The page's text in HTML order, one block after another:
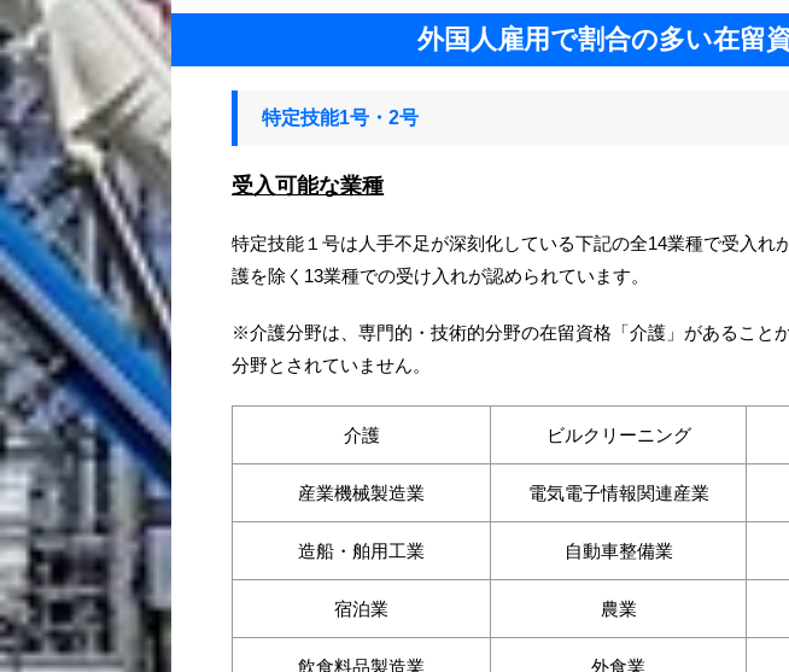
外国人雇用で割合の多い在留
特定技能1号・2号
受入可能な業種
特定技能１号は人手不足が深刻化している下記の全14業種で受入れ
護を除く13業種での受け入れが認められています。
※介護分野は、専門的・技術的分野の在留資格「介護」があること
分野とされていません。
介護 ビルクリーニング
産業機械製造業 電気電子情報関連産業
造船・舶用工業 自動車整備業
宿泊業 農業
飲食料品製造業 外食業